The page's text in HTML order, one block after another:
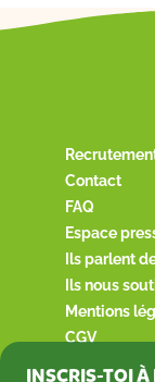
Contact
FAQ
Espace
Ils parlent
Ils nous
Mentions
CGV
INSCRIS-TOI